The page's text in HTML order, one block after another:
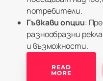
потребители.
Гъвкави опции:
разнообразни
и възможности.
READ
MORE